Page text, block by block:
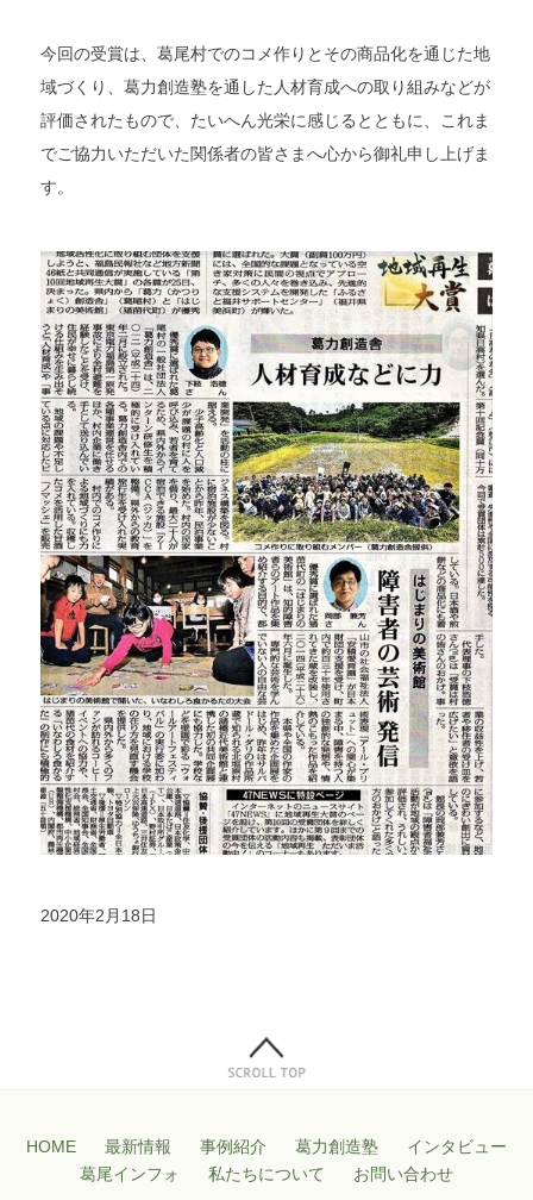
今回の受賞は、葛尾村でのコメ作りとその商品化を通じた地
域づくり、葛力創造塾を通した人材育成への取り組みなどが
評価されたもので、たいへん光栄に感じるとともに、これま
でご協力いただいた関係者の皆さまへ心から御礼申し上げま
す。
2020年2月18日
HOME 最新情報 事例紹介 葛力創造塾
インタビュー
葛尾インフォ
私たちについて お問い合わせ